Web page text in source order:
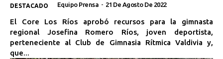
DESTACADO Equipo Prensa - 21 De Agosto De 2022
El Core Los Ríos aprobó recursos para la gimnasta
regional Josefina Romero Ríos, joven deportista,
perteneciente al Club de Gimnasia Rítmica Valdivia y,
que...